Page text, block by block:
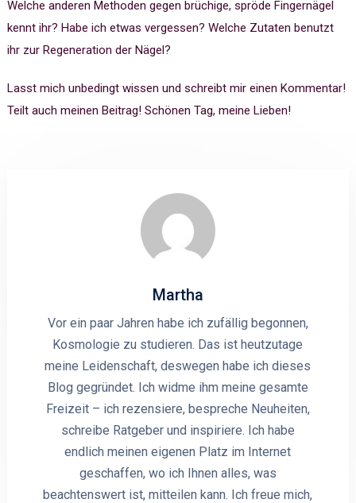
Welche anderen Methoden gegen brüchige, spröde Fingernägel
kennt ihr? Habe ich etwas vergessen? Welche Zutaten benutzt
ihr zur Regeneration der Nägel?
Lasst mich unbedingt wissen und schreibt mir einen Kommentar!
Teilt auch meinen Beitrag! Schönen Tag, meine Lieben!
Martha
Vor ein paar Jahren habe ich zufällig begonnen,
Kosmologie zu studieren. Das ist heutzutage
meine Leidenschaft, deswegen habe ich dieses
Blog gegründet. Ich widme ihm meine gesamte
Freizeit – ich rezensiere, bespreche Neuheiten,
schreibe Ratgeber und inspiriere. Ich habe
endlich meinen eigenen Platz im Internet
geschaffen, wo ich Ihnen alles, was
beachtenswert ist, mitteilen kann. Ich freue mich,